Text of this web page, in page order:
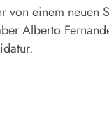
von einem neuen
Alberto